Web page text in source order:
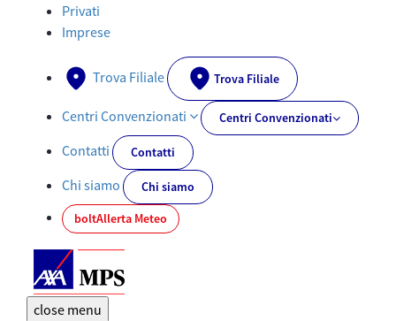
CAI digitale - AXA-MPS.IT
Privati
Imprese
Trova Filiale Trova Filiale
Centri Convenzionati Centri Convenzionati
Contatti Contatti
Chi siamo
Chi siamo
boltAllerta Meteo
close menu